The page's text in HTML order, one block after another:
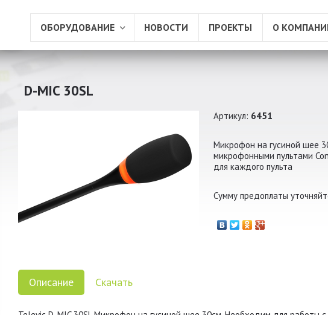
ОБОРУДОВАНИЕ НОВОСТИ ПРОЕКТЫ О
D-MIC 30SL
Артикул: 6451
Микрофон на гусиной шее
микрофонными пультами
для каждого пульта
Сумму предоплаты
Описание Скачать